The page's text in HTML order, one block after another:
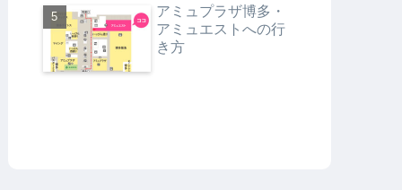
アミュプラザ博多・
アミュエストへの行
き方